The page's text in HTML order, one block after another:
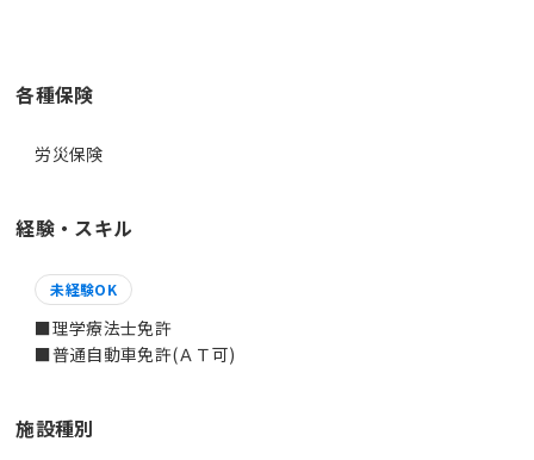
各種保険
労災保険
経験・スキル
未経験OK
■理学療法士免許
■普通自動車免許(ＡＴ可)
施設種別